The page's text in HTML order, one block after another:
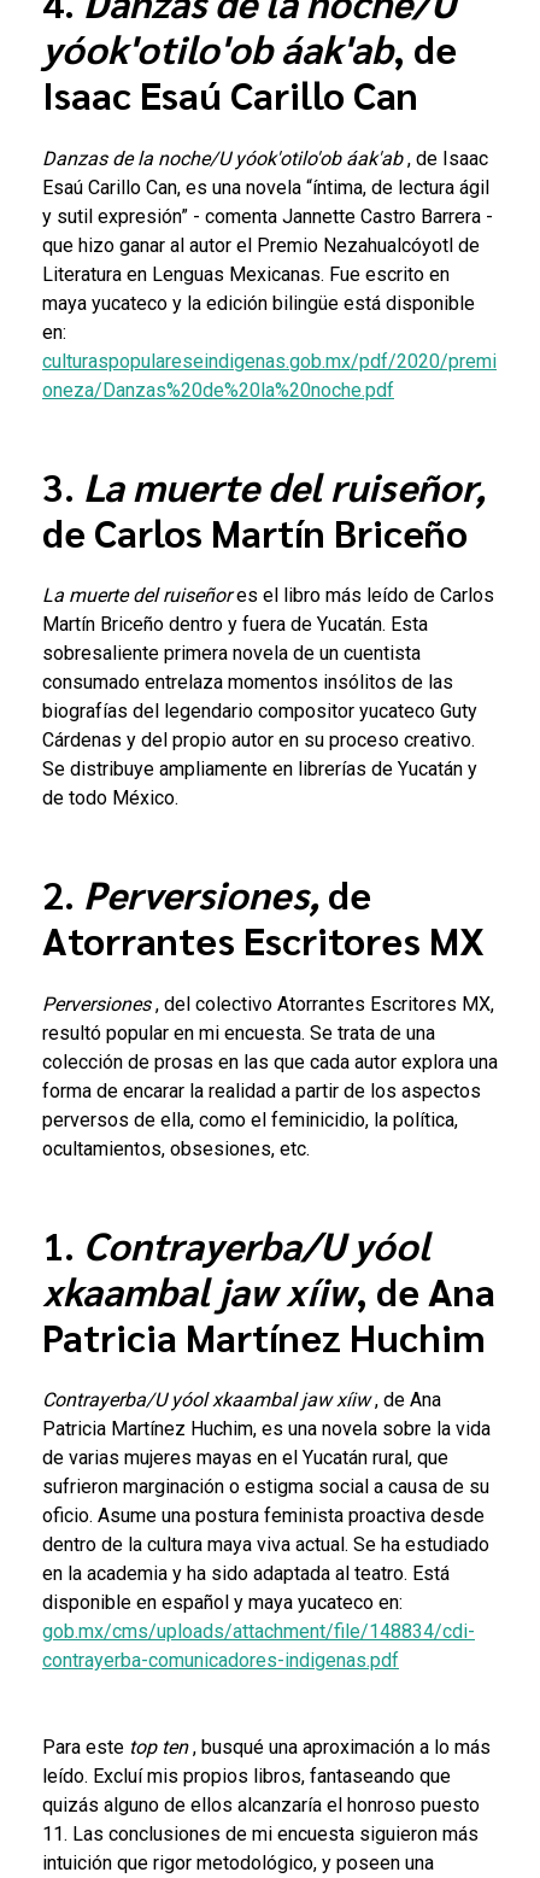
yóok'otilo'ob áak'ab, de
Isaac Esaú Carillo Can
Danzas de la noche/U yóok'otilo'ob áak'ab , de Isaac
Esaú Carillo Can, es una novela “íntima, de lectura ágil
y sutil expresión” - comenta Jannette Castro Barrera -
que hizo ganar al autor el Premio Nezahualcóyotl de
Literatura en Lenguas Mexicanas. Fue escrito en
maya yucateco y la edición bilingüe está disponible
en:
culturaspopulareseindigenas.gob.mx/pdf/2020/premi
oneza/Danzas%20de%20la%20noche.pdf
3. La muerte del ruiseñor,
de Carlos Martín Briceño
La muerte del ruiseñores el libro más leído de Carlos
Martín Briceño dentro y fuera de Yucatán. Esta
sobresaliente primera novela de un cuentista
consumado entrelaza momentos insólitos de las
biografías del legendario compositor yucateco Guty
Cárdenas y del propio autor en su proceso creativo.
Se distribuye ampliamente en librerías de Yucatán y
de todo México.
2. Perversiones,de
Atorrantes Escritores MX
Perversiones , del colectivo Atorrantes Escritores MX,
resultó popular en mi encuesta. Se trata de una
colección de prosas en las que cada autor explora una
forma de encarar la realidad a partir de los aspectos
perversos de ella, como el feminicidio, la política,
ocultamientos, obsesiones, etc.
1. Contrayerba/U yóol
xkaambal jaw xíiw, de Ana
Patricia Martínez Huchim
Contrayerba/U yóol xkaambal jaw xíiw , de Ana
Patricia Martínez Huchim, es una novela sobre la vida
de varias mujeres mayas en el Yucatán rural, que
sufrieron marginación o estigma social a causa de su
oficio. Asume una postura feminista proactiva desde
dentro de la cultura maya viva actual. Se ha estudiado
en la academia y ha sido adaptada al teatro. Está
disponible en español y maya yucateco en:
gob.mx/cms/uploads/attachment/file/148834/cdi-
contrayerba-comunicadores-indigenas.pdf
Para este top ten , busqué una aproximación a lo más
leído. Excluí mis propios libros, fantaseando que
quizás alguno de ellos alcanzaría el honroso puesto
11. Las conclusiones de mi encuesta siguieron más
intuición que rigor metodológico, y poseen una